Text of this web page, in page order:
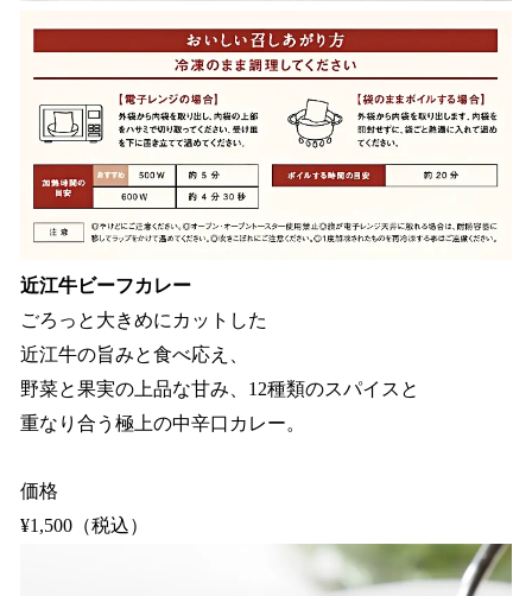
近江牛ビーフカレー
ごろっと大きめにカットした
近江牛の旨みと食べ応え、
野菜と果実の上品な甘み、12種類のスパイスと
重なり合う極上の中辛口カレー。
価格
¥1,500（税込）